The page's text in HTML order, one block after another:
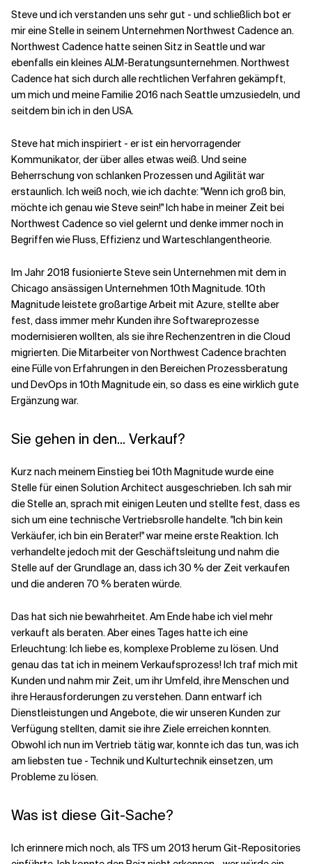
Steve und ich verstanden uns sehr gut - und schließlich bot er
mir eine Stelle in seinem Unternehmen Northwest Cadence an.
Northwest Cadence hatte seinen Sitz in Seattle und war
ebenfalls ein kleines ALM-Beratungsunternehmen. Northwest
Cadence hat sich durch alle rechtlichen Verfahren gekämpft,
um mich und meine Familie 2016 nach Seattle umzusiedeln, und
seitdem bin ich in den USA.
Steve hat mich inspiriert - er ist ein hervorragender
Kommunikator, der über alles etwas weiß. Und seine
Beherrschung von schlanken Prozessen und Agilität war
erstaunlich. Ich weiß noch, wie ich dachte: "Wenn ich groß bin,
möchte ich genau wie Steve sein!" Ich habe in meiner Zeit bei
Northwest Cadence so viel gelernt und denke immer noch in
Begriffen wie Fluss, Effizienz und Warteschlangentheorie.
Im Jahr 2018 fusionierte Steve sein Unternehmen mit dem in
Chicago ansässigen Unternehmen 10th Magnitude. 10th
Magnitude leistete großartige Arbeit mit Azure, stellte aber
fest, dass immer mehr Kunden ihre Softwareprozesse
modernisieren wollten, als sie ihre Rechenzentren in die Cloud
migrierten. Die Mitarbeiter von Northwest Cadence brachten
eine Fülle von Erfahrungen in den Bereichen Prozessberatung
und DevOps in 10th Magnitude ein, so dass es eine wirklich gute
Ergänzung war.
Sie gehen in den... Verkauf?
Kurz nach meinem Einstieg bei 10th Magnitude wurde eine
Stelle für einen Solution Architect ausgeschrieben. Ich sah mir
die Stelle an, sprach mit einigen Leuten und stellte fest, dass es
sich um eine technische Vertriebsrolle handelte. "Ich bin kein
Verkäufer, ich bin ein Berater!" war meine erste Reaktion. Ich
verhandelte jedoch mit der Geschäftsleitung und nahm die
Stelle auf der Grundlage an, dass ich 30 % der Zeit verkaufen
und die anderen 70 % beraten würde.
Das hat sich nie bewahrheitet. Am Ende habe ich viel mehr
verkauft als beraten. Aber eines Tages hatte ich eine
Erleuchtung: Ich liebe es, komplexe Probleme zu lösen. Und
genau das tat ich in meinem Verkaufsprozess! Ich traf mich mit
Kunden und nahm mir Zeit, um ihr Umfeld, ihre Menschen und
ihre Herausforderungen zu verstehen. Dann entwarf ich
Dienstleistungen und Angebote, die wir unseren Kunden zur
Verfügung stellten, damit sie ihre Ziele erreichen konnten.
Obwohl ich nun im Vertrieb tätig war, konnte ich das tun, was ich
am liebsten tue - Technik und Kulturtechnik einsetzen, um
Probleme zu lösen.
Was ist diese Git-Sache?
Ich erinnere mich noch, als TFS um 2013 herum Git-Repositories